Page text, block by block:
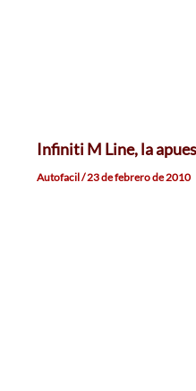
Infiniti M Line, la
Autofacil/23 de febrero de 2010